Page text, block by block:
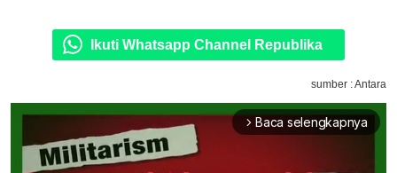
Ikuti Whatsapp Channel Republika
sumber : Antara
arrow_forward_ios Baca selengkapnya